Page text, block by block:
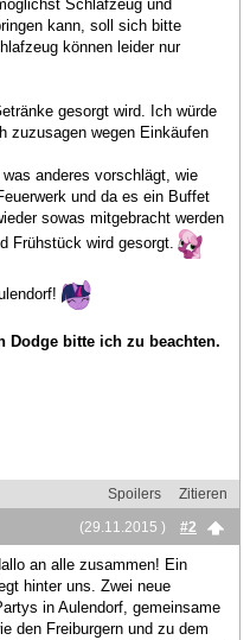
Schlafzeug und
kann, soll sich bitte
können leider nur
gesorgt wird. Ich würde
zuzusagen wegen Einkäufen
anderes vorschlägt, wie
und da es ein Buffet
sowas mitgebracht werden
Frühstück wird gesorgt.
Dodge bitte ich zu beachten.
Spoilers
Zitieren
(29.11.2015 )
#2
an alle zusammen! Ein
hinter uns. Zwei neue
in Aulendorf, gemeinsame
den Freiburgern und zu dem